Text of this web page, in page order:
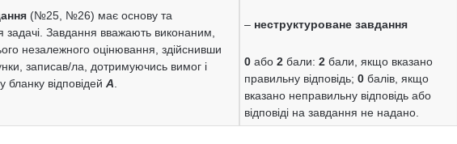
(№25, №26) має основу та
задачі. Завдання вважають виконаним,
незалежного оцінювання, здійснивши
записав/ла, дотримуючись вимог і
бланку відповідейА
– неструктуроване завдання
0 або2 бали: 2 бали, якщо вказано
правильну відповідь;0 балів, якщо
вказано неправильну відповідь або
відповіді на завдання не надано.